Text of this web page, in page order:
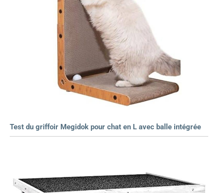
Test du griffoir Megidok pour chat en L avec balle intégrée